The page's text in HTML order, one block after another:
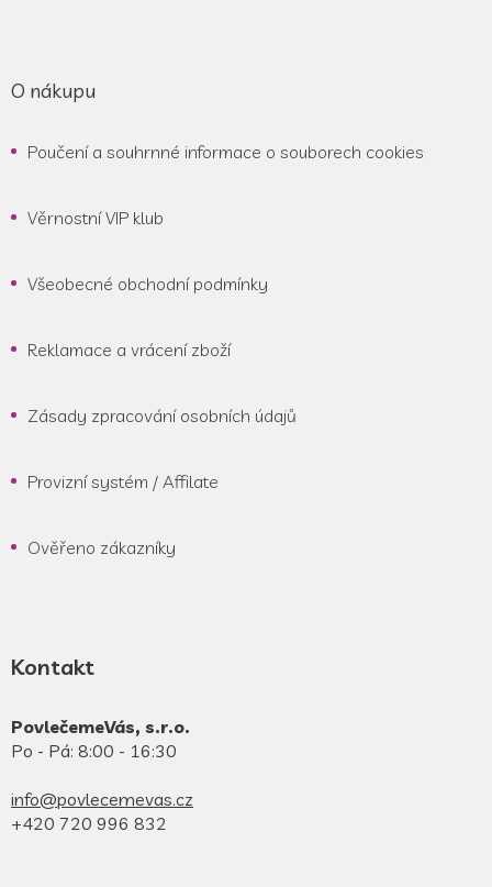
O nákupu
Poučení a souhrnné informace o souborech cookies
Věrnostní VIP klub
Všeobecné obchodní podmínky
Reklamace a vrácení zboží
Zásady zpracování osobních údajů
Provizní systém / Affilate
Ověřeno zákazníky
Kontakt
PovlečemeVás, s.r.o.
Po - Pá: 8:00 - 16:30
info@povlecemevas.cz
+420 720 996 832